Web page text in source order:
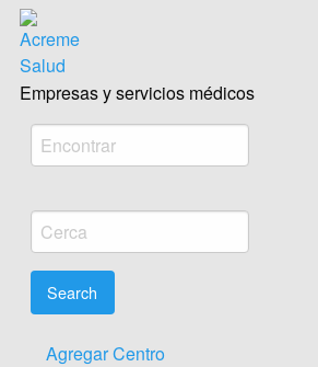
Acreme empresas salud Médica
Empresas y servicios médicos
Agregar Centro